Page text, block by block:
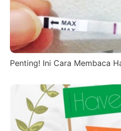
Penting! Ini Cara Membaca